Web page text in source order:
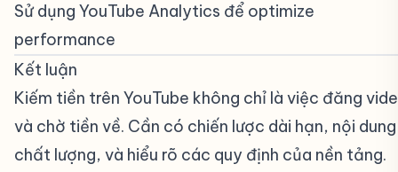
Sử dụng YouTube Analytics để optimize
performance
Kết luận
Kiếm tiền trên YouTube không chỉ là việc đăng
và chờ tiền về. Cần có chiến lược dài hạn, nội dung
chất lượng, và hiểu rõ các quy định của nền tảng.